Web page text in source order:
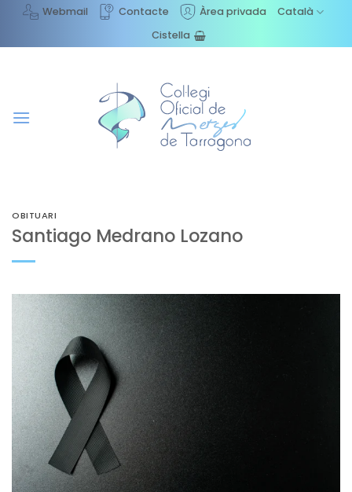
content
Webmail Contacte Àrea privada
Català
Cistella
OBITUARI
Santiago Medrano Lozano